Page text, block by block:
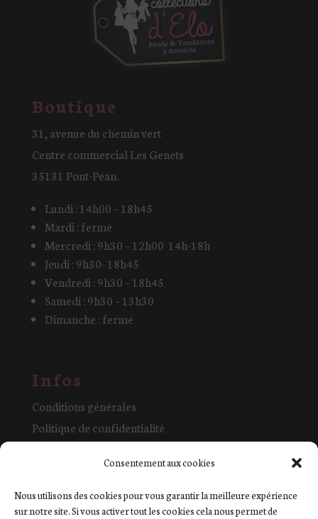
Consentement aux cookies
Nous utilisons des cookies pour vous garantir la meilleure expérience
sur notre site. Si vous activer tout les cookies cela nous permet de
Boutique
31, avenue du chemin vert
Centre commercial Les Genets
35131 Pont-Péan.
Lundi : 14h00 – 18h45
Mardi : fermé
Mercredi : 9h30 – 12h00 14h-18h
Jeudi : 9h30- 18h45
Vendredi : 9h30 – 18h45
Samedi : 9h30 – 13h30
Dimanche : fermé
Infos
Conditions générales
Politique de confidentialité
Contact